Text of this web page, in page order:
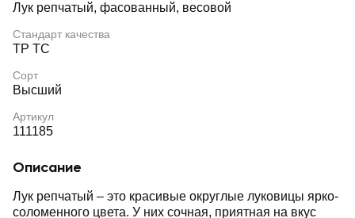
Лук репчатый, фасованный, весовой
Стандарт качества
ТР ТС
Сорт
Высший
Артикул
111185
Описание
Лук репчатый – это красивые округлые луковицы ярко-
соломенного цвета. У них сочная, приятная на вкус